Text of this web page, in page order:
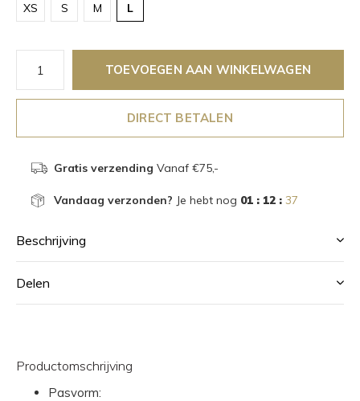
XS S M L
TOEVOEGEN AAN WINKELWAGEN
DIRECT BETALEN
Gratis verzending Vanaf €75,-
Vandaag verzonden? Je hebt nog 01 : 12 : 37
Beschrijving
Delen
Productomschrijving
Pasvorm: